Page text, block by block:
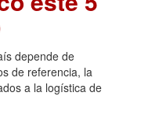
depende de
de referencia, la
a la logística de